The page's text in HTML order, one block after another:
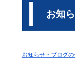
お知
お知らせ・ブログ